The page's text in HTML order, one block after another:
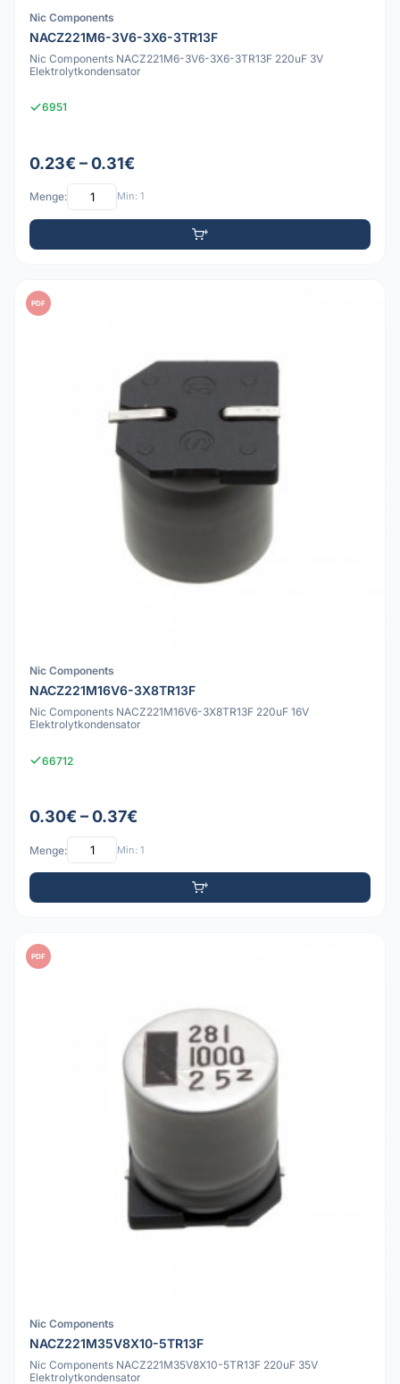
Nic Components
NACZ221M6-3V6-3X6-3TR13F
Nic Components NACZ221M6-3V6-3X6-3TR13F 220uF 3V
Elektrolytkondensator
6951
0.23€ – 0.31€
Menge: Min: 1
PDF
Nic Components
NACZ221M16V6-3X8TR13F
Nic Components NACZ221M16V6-3X8TR13F 220uF 16V
Elektrolytkondensator
66712
0.30€ – 0.37€
Menge: Min: 1
PDF
Nic Components
NACZ221M35V8X10-5TR13F
Nic Components NACZ221M35V8X10-5TR13F 220uF 35V
Elektrolytkondensator